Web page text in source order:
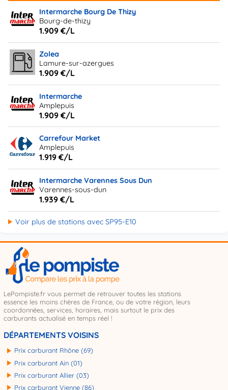
Intermarche Bourg De Thizy
Bourg-de-thizy
1.909 €/L
Zolea
Lamure-sur-azergues
1.909 €/L
Intermarche
Amplepuis
1.909 €/L
Carrefour Market
Amplepuis
1.919 €/L
Intermarche Varennes Sous Dun
Varennes-sous-dun
1.939 €/L
Voir plus de stations avec SP95-E10
LePompiste.fr vous permet de retrouver toutes les stations
essence les moins chères de France, ou de votre région, leurs
coordonnées, services, horaires, mais surtout le prix des
carburants actualisé en temps réel !
DÉPARTEMENTS VOISINS
Prix carburant Rhône (69)
Prix carburant Ain (01)
Prix carburant Allier (03)
Prix carburant Vienne (86)